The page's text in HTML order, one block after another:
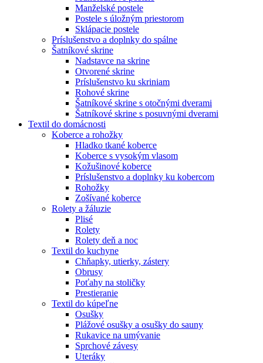
Manželské postele
Postele s úložným priestorom
Sklápacie postele
Príslušenstvo a doplnky do spálne
Šatníkové skrine
Nadstavce na skrine
Otvorené skrine
Príslušenstvo ku skriniam
Rohové skrine
Šatníkové skrine s otočnými dverami
Šatníkové skrine s posuvnými dverami
Textil do domácnosti
Koberce a rohožky
Hladko tkané koberce
Koberce s vysokým vlasom
Kožušinové koberce
Príslušenstvo a doplnky ku kobercom
Rohožky
Zošívané koberce
Rolety a žáluzie
Plisé
Rolety
Rolety deň a noc
Textil do kuchyne
Chňapky, utierky, zástery
Obrusy
Poťahy na stoličky
Prestieranie
Textil do kúpeľne
Osušky
Plážové osušky a osušky do sauny
Rukavice na umývanie
Sprchové závesy
Uteráky